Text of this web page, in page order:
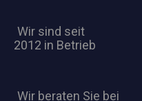
Wir sind seit
2012 in Betrieb
Wir beraten Sie bei